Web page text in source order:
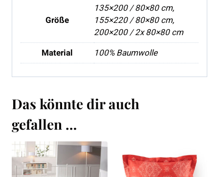
Größe
135×200 / 80×80 cm,
155×220 / 80×80 cm,
200×200 / 2x 80×80 cm
Material
100% Baumwolle
Das könnte dir auch
gefallen …